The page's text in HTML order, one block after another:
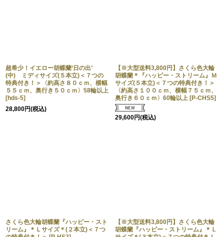
超希少！イエロー胡蝶蘭‘日の出’
(中) ミディサイズ(５本立)＜７つの
特典付き！＞〈約高さ８０ｃｍ、横幅
５５ｃｍ、奥行き５０ｃｍ〉58輪以上
[hds-5]
28,800円(税込)
【※大型送料3,800円】さくら色大輪
胡蝶蘭＊『ハッピー・ストリーム』Ｍ
サイズ(５本立)＜７つの特典付き！＞
〈約高さ１００ｃｍ、横幅７５ｃｍ、
奥行き６０ｃｍ〉60輪以上 [P-CHS5]
29,600円(税込)
さくら色大輪胡蝶蘭『ハッピー・スト
リーム』＊Ｌサイズ＊(２本立)＜７つ
【※大型送料3,800円】さくら色大輪
胡蝶蘭『ハッピー・ストリーム』＊Ｌ